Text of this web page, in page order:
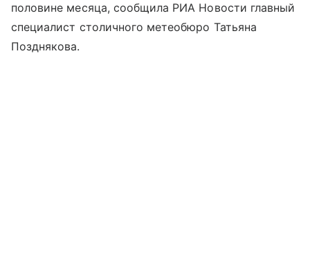
половине месяца, сообщила РИА Новости главный
специалист столичного метеобюро Татьяна
Позднякова.